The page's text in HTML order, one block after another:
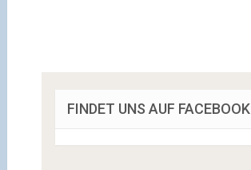
FINDET UNS AUF FACEBOOK